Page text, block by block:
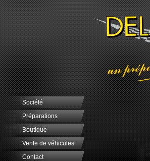
Société
Préparations
Boutique
Vente de véhicules
Contact